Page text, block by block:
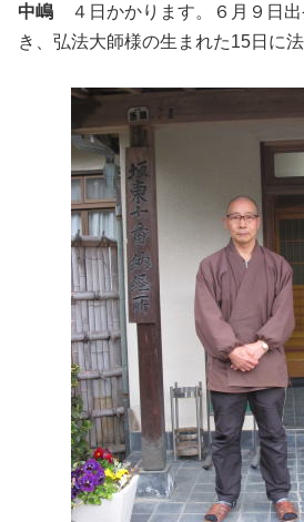
中嶋 ４日かかります。６月９日
き、弘法大師様の生まれた15日に法